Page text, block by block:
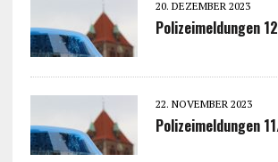
20. DEZEMBER 2023
Polizeimeldungen
22. NOVEMBER 2023
Polizeimeldungen